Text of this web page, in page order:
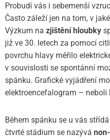
Probudí vás i sebemenší
Často záleží jen na tom, v
Výzkum na zjištění hloubky
již ve 30. letech za pomocí
povrchu hlavy měřilo
v souvislosti se spontánní
spánku. Grafické vyjádření
elektroencefalogram – neboli
Během spánku se u vás střídá
čtvrté stádium se nazývá